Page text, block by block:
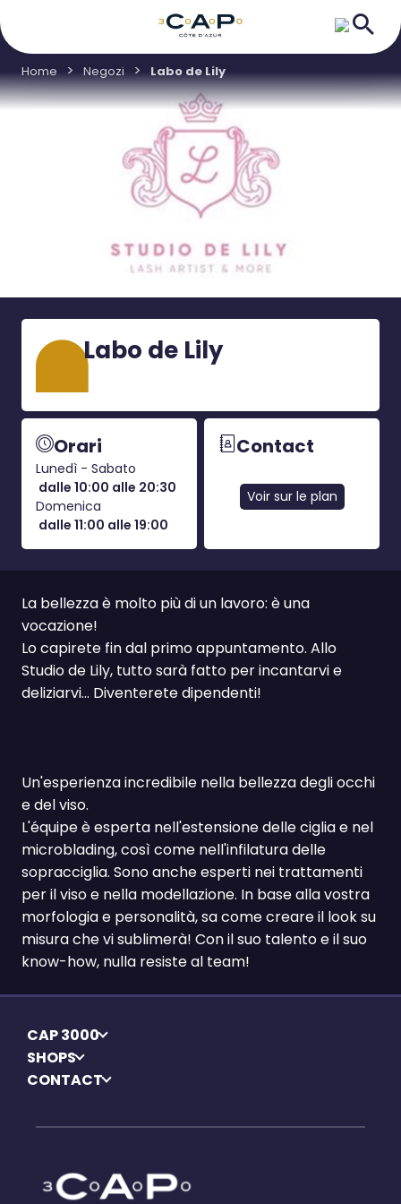
Home Negozi Labo de Lily
Labo de Lily
Orari
Lunedì - Sabato
dalle 10:00 alle 20:30
Domenica
dalle 11:00 alle 19:00
Contact
Voir sur le plan
La bellezza è molto più di un lavoro: è una
vocazione!
Lo capirete fin dal primo appuntamento. Allo
Studio de Lily, tutto sarà fatto per incantarvi e
deliziarvi... Diventerete dipendenti!
Un'esperienza incredibile nella bellezza degli occhi
e del viso.
L'équipe è esperta nell'estensione delle ciglia e nel
microblading, così come nell'infilatura delle
sopracciglia. Sono anche esperti nei trattamenti
per il viso e nella modellazione. In base alla vostra
morfologia e personalità, sa come creare il look su
misura che vi sublimerà! Con il suo talento e il suo
know-how, nulla resiste al team!
CAP 3000
SHOPS
CONTACT